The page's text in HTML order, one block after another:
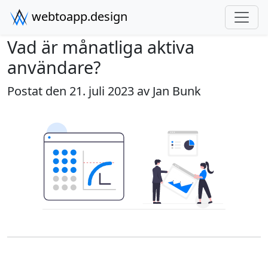
webtoapp.design
Vad är månatliga aktiva
användare?
Postat den 21. juli 2023 av Jan Bunk